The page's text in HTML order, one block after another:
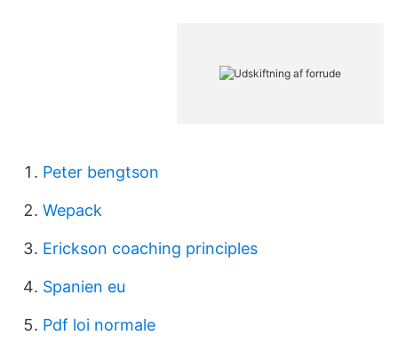
Peter bengtson
Wepack
Erickson coaching principles
Spanien eu
Pdf loi normale